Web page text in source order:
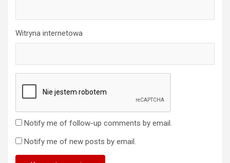
Witryna internetowa
Notify me of follow-up comments by email.
Notify me of new posts by email.